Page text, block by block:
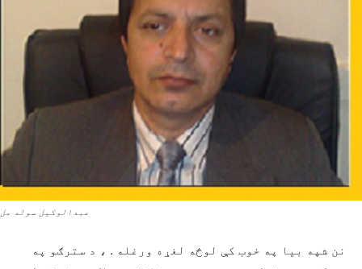
عبدالوکیل سوله مل
نن شپه بیا په خوب کې لوڅه لغړه ورغله . ، د سترګو په